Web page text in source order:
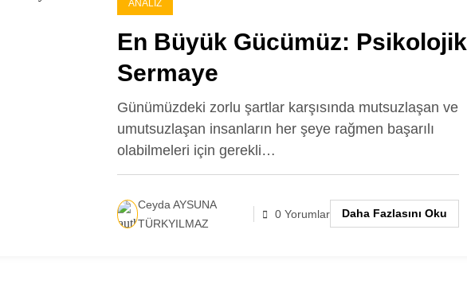
ANALIZ
En Büyük Gücümüz: Psikolojik
Sermaye
Günümüzdeki zorlu şartlar karşısında mutsuzlaşan ve
umutsuzlaşan insanların her şeye rağmen başarılı
olabilmeleri için gerekli…
Ceyda AYSUNA
TÜRKYILMAZ
0 Yorumlar Daha Fazlasını Oku